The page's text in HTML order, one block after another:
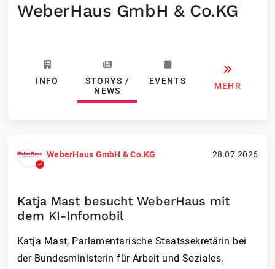
WeberHaus GmbH & Co.KG
INFO
STORYS /
NEWS
EVENTS MEHR
WeberHaus GmbH & Co.KG 28.07.2026
Katja Mast besucht WeberHaus mit
dem KI-Infomobil
Katja Mast, Parlamentarische Staatssekretärin bei
der Bundesministerin für Arbeit und Soziales,